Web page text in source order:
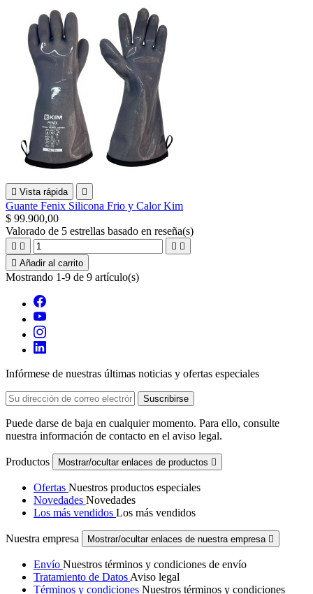
 Vista rápida 
Guante Fenix Silicona Frio y Calor Kim
$ 99.900,00
Valorado de 5 estrellas basado en reseña(s)
   
 Añadir al carrito
Mostrando 1-9 de 9 artículo(s)
Infórmese de nuestras últimas noticias y ofertas especiales
Puede darse de baja en cualquier momento. Para ello, consulte
nuestra información de contacto en el aviso legal.
Productos Mostrar/ocultar enlaces de productos 
Ofertas Nuestros productos especiales
Novedades Novedades
Los más vendidos Los más vendidos
Nuestra empresa Mostrar/ocultar enlaces de nuestra empresa 
Envío Nuestros términos y condiciones de envío
Tratamiento de Datos Aviso legal
Términos y condiciones Nuestros términos y condiciones